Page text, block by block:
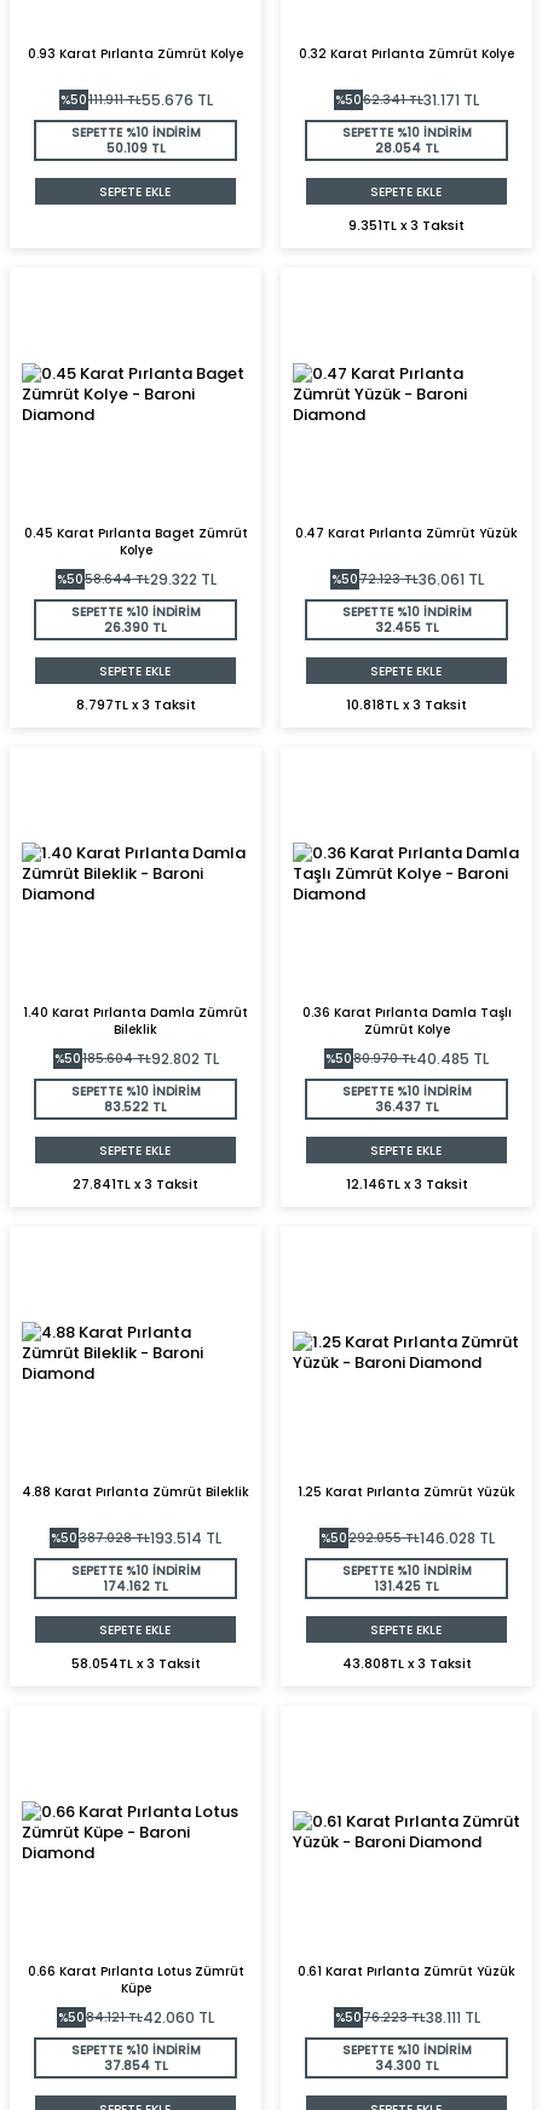
0.93 Karat Pırlanta Zümrüt Kolye
%50111.911TL55.676 TL
SEPETTE %10 İNDİRİM
50.109 TL
SEPETE EKLE
0.32 Karat Pırlanta Zümrüt Kolye
%5062.341TL31.171 TL
SEPETTE %10 İNDİRİM
28.054 TL
SEPETE EKLE
9.351TL x 3 Taksit
0.45 Karat Pırlanta Baget Zümrüt
Kolye
%5058.644TL29.322 TL
SEPETTE %10 İNDİRİM
26.390 TL
SEPETE EKLE
8.797TL x 3 Taksit
0.47 Karat Pırlanta Zümrüt Yüzük
%5072.123TL36.061 TL
SEPETTE %10 İNDİRİM
32.455 TL
SEPETE EKLE
10.818TL x 3 Taksit
1.40 Karat Pırlanta Damla Zümrüt
Bileklik
%50185.604TL92.802 TL
SEPETTE %10 İNDİRİM
83.522 TL
SEPETE EKLE
27.841TL x 3 Taksit
0.36 Karat Pırlanta Damla Taşlı
Zümrüt Kolye
%5080.970TL40.485 TL
SEPETTE %10 İNDİRİM
36.437 TL
SEPETE EKLE
12.146TL x 3 Taksit
4.88 Karat Pırlanta Zümrüt Bileklik
%50387.028TL193.514 TL
SEPETTE %10 İNDİRİM
174.162 TL
SEPETE EKLE
58.054TL x 3 Taksit
1.25 Karat Pırlanta Zümrüt Yüzük
%50292.055TL146.028 TL
SEPETTE %10 İNDİRİM
131.425 TL
SEPETE EKLE
43.808TL x 3 Taksit
0.66 Karat Pırlanta Lotus Zümrüt
Küpe
%5084.121TL42.060 TL
SEPETTE %10 İNDİRİM
37.854 TL
0.61 Karat Pırlanta Zümrüt Yüzük
%5076.223TL38.111 TL
SEPETTE %10 İNDİRİM
34.300 TL